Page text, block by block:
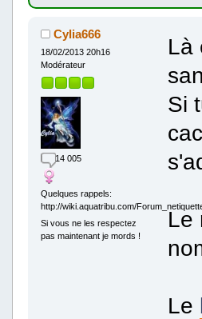
Cylia666
18/02/2013 20h16
Modérateur
14 005
Quelques rappels:
http://wiki.aquatribu.com/
Si vous ne les respectez
pas maintenant je mords !
Là
Si
Le
Le